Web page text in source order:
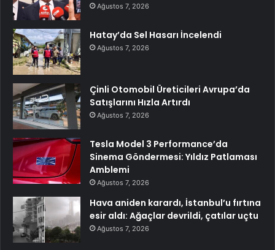
Ağustos 7, 2026
Hatay’da Sel Hasarı İncelendi
Ağustos 7, 2026
Çinli Otomobil Üreticileri Avrupa’da
Satışlarını Hızla Artırdı
Ağustos 7, 2026
Tesla Model 3 Performance’da
Sinema Göndermesi: Yıldız Patlaması
Amblemi
Ağustos 7, 2026
Hava aniden karardı, İstanbul’u fırtına
esir aldı: Ağaçlar devrildi, çatılar uçtu
Ağustos 7, 2026